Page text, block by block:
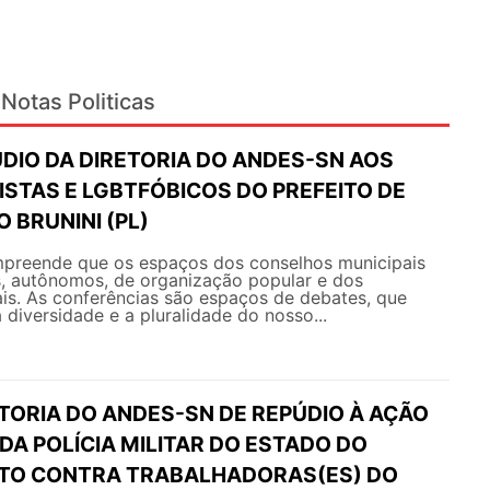
Politicas
DA DIRETORIA DO ANDES-SN AOS
E LGBTFÓBICOS DO PREFEITO DE
BRUNINI (PL)
que os espaços dos conselhos municipais
autônomos, de organização popular e dos
As conferências são espaços de debates, que
e a pluralidade do nosso...
DO ANDES-SN DE REPÚDIO À AÇÃO
POLÍCIA MILITAR DO ESTADO DO
CONTRA TRABALHADORAS(ES) DO